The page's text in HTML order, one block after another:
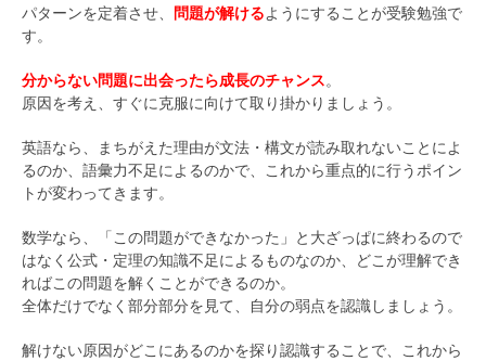
パターンを定着させ、
問題が解けるようにすることが受験勉強で
す。
分からない問題に出会ったら成長のチャンス。
原因を考え、すぐに克服に向けて取り掛かりましょう。
英語なら、まちがえた理由が文法・構文が読み取れないことによ
るのか、語彙力不足によるのかで、これから重点的に行うポイン
トが変わってきます。
数学なら、「この問題ができなかった」と大ざっぱに終わるので
はなく公式・定理の知識不足によるものなのか、どこが理解でき
ればこの問題を解くことができるのか。
全体だけでなく部分部分を見て、自分の弱点を認識しましょう。
解けない原因がどこにあるのかを探り認識することで、これから